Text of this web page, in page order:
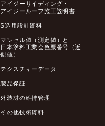
アイジーサイディング・
アイジールーフ施工説明書
S造用設計資料
マンセル値（測定値）と
日本塗料工業会色票番号（近
似値）
テクスチャーデータ
製品保証
外装材の維持管理
その他技術資料